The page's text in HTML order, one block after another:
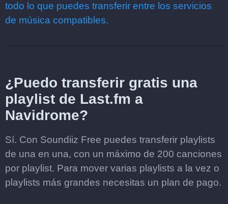
todo lo que puedes transferir entre los servicios
de música compatibles.
¿Puedo transferir gratis una
playlist de Last.fm a
Navidrome?
Sí. Con Soundiiz Free puedes transferir playlists
de una en una, con un máximo de 200 canciones
por playlist. Para mover varias playlists a la vez o
playlists más grandes necesitas un plan de pago.